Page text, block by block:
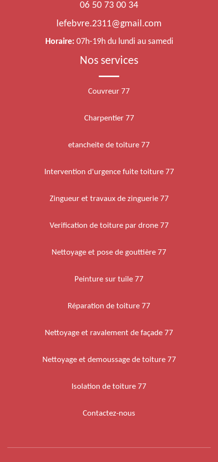
06 50 73 00 34
lefebvre.2311@gmail.com
Horaire: 07h-19h du lundi au samedi
Nos services
Couvreur 77
Charpentier 77
etancheite de toiture 77
Intervention d'urgence fuite toiture 77
Zingueur et travaux de zinguerie 77
Verification de toiture par drone 77
Nettoyage et pose de gouttière 77
Peinture sur tuile 77
Réparation de toiture 77
Nettoyage et ravalement de façade 77
Nettoyage et demoussage de toiture 77
Isolation de toiture 77
Contactez-nous